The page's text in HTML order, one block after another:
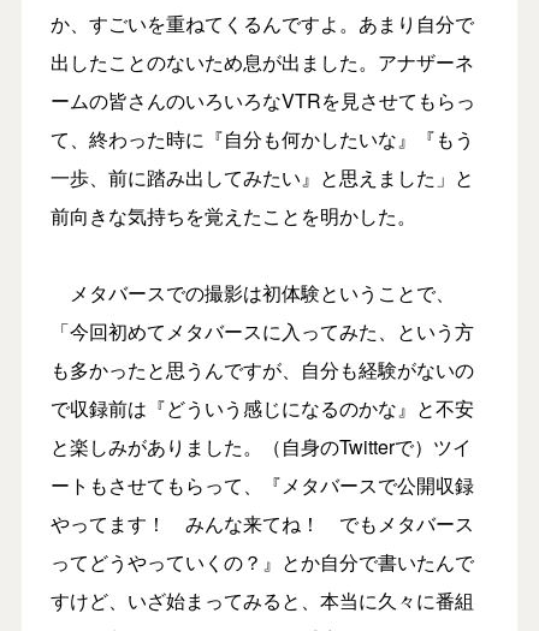
か、すごいを重ねてくるんですよ。あまり自分で
出したことのないため息が出ました。アナザーネ
ームの皆さんのいろいろなVTRを見させてもらっ
て、終わった時に『自分も何かしたいな』『もう
一歩、前に踏み出してみたい』と思えました」と
前向きな気持ちを覚えたことを明かした。
メタバースでの撮影は初体験ということで、
「今回初めてメタバースに入ってみた、という方
も多かったと思うんですが、自分も経験がないの
で収録前は『どういう感じになるのかな』と不安
と楽しみがありました。（自身のTwitterで）ツイ
ートもさせてもらって、『メタバースで公開収録
やってます！ みんな来てね！ でもメタバース
ってどうやっていくの？』とか自分で書いたんで
すけど、いざ始まってみると、本当に久々に番組